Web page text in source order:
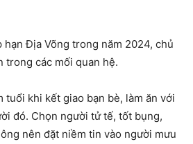
hạn Địa Võng trong năm 2024, chủ
trong các mối quan hệ.
tuổi khi kết giao bạn bè, làm ăn với
đó. Chọn người tử tế, tốt bụng,
nên đặt niềm tin vào người mưu